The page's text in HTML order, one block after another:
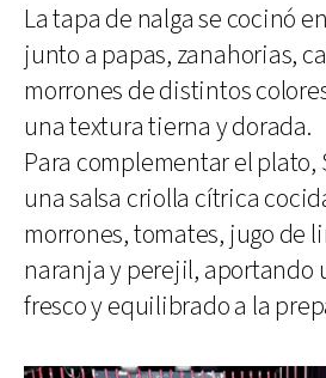
La tapa de nalga se cocinó
junto a papas, zanahorias,
morrones de distintos
una textura tierna y dorada.
Para complementar el plato,
una salsa criolla cítrica
morrones, tomates, jugo de
naranja y perejil, aportando
fresco y equilibrado a la